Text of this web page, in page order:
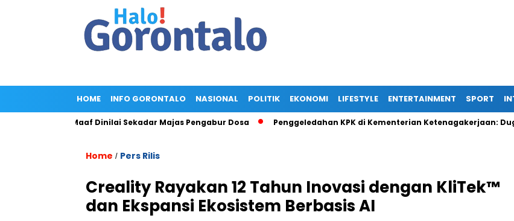
HOME INFO GORONTALO NASIONAL POLITIK EKONOMI LIFESTYLE ENTERTAINMENT SPORT
Minta Maaf Dinilai Sekadar Majas Pengabur Dosa Penggeledahan KPK di Kementerian Ketenagakerjaan: Dugaan
Home / Pers Rilis
Creality Rayakan 12 Tahun Inovasi dengan KliTek™
dan Ekspansi Ekosistem Berbasis AI